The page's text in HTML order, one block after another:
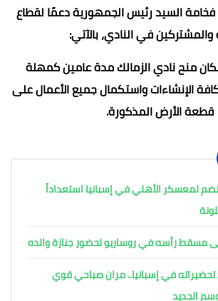
٢٠٢١ وجه فخامة السيد رئيس الجمهورية دعمًا لقطاع
والمشتركين في النادي، بالآتي:
منح نادي الزمالك مدة عامين كمهلة
الإنشاءات واستكمال جميع الأعمال على
قطعة الأرض المذكورة.
لمعسكر الأهلي في إسبانيا استعداداً
مسقط رأسه في روساريو لحضور جنازة والده
في إسبانيا.. مران صباحي قوي
الجديد